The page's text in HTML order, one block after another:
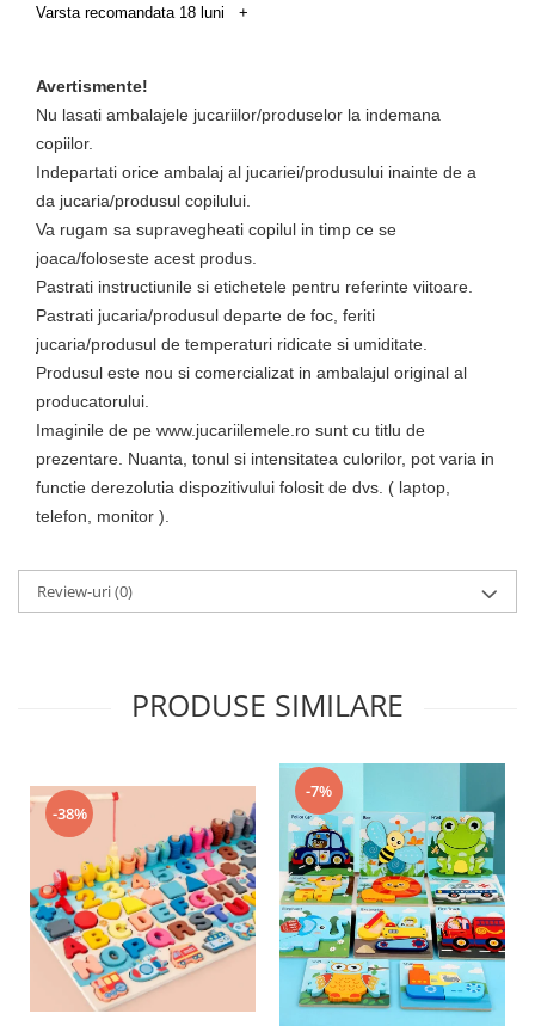
Varsta recomandata 18 luni +
Avertismente!
Nu lasati ambalajele jucariilor/produselor la indemana
copiilor.
Indepartati orice ambalaj al jucariei/produsului inainte de a
da jucaria/produsul copilului.
Va rugam sa supravegheati copilul in timp ce se
joaca/foloseste acest produs
Pastrati instructiunile si etichetele pentru referinte viitoare.
Pastrati jucaria/produsul departe de foc, feriti
jucaria/produsul de temperaturi ridicate si umiditate.
Produsul este nou si comercializat in ambalajul original al
producatorului.
Imaginile de pe www. jucariilemele .ro sunt cu titlu de
prezentare . Nuanta, tonul si intensitatea culorilor, pot varia in
functie derezolutia dispozitivului folosit de dvs. ( laptop,
telefon, monitor ).
Review-uri(0)
PRODUSE SIMILARE
-38%
-7%